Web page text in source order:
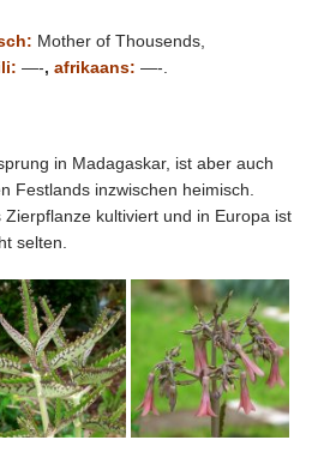
Mother of Thousends,
—-, afrikaans: —-.
in Madagaskar, ist aber auch
Festlands inzwischen heimisch.
Zierpflanze kultiviert und in Europa ist
selten.